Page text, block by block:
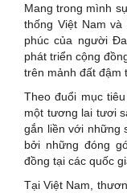
Mang trong mình
thống Việt Nam
phúc của người
phát triển cộng
trên mảnh đất đậm
Theo đuổi mục
một tương lai tươi
gắn liền với những
bởi những đóng
đồng tại các quốc
Tại Việt Nam,